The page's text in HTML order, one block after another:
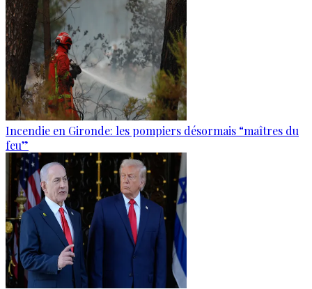
Incendie en Gironde: les pompiers désormais “maîtres du
feu”